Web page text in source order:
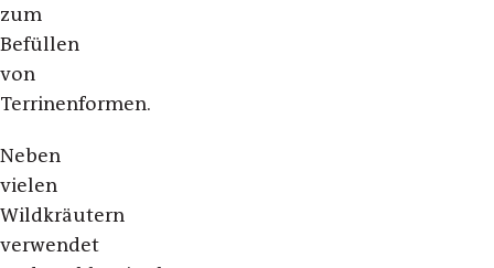
zum
Befüllen
von
Terrinenformen.
Neben
vielen
Wildkräutern
verwendet